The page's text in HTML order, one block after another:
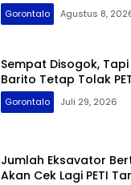
Gorontalo Agustus 8,
Sempat Disogok,
Barito Tetap Tolak
Gorontalo Juli 29, 2026
Jumlah Eksavator
Akan Cek Lagi PETI